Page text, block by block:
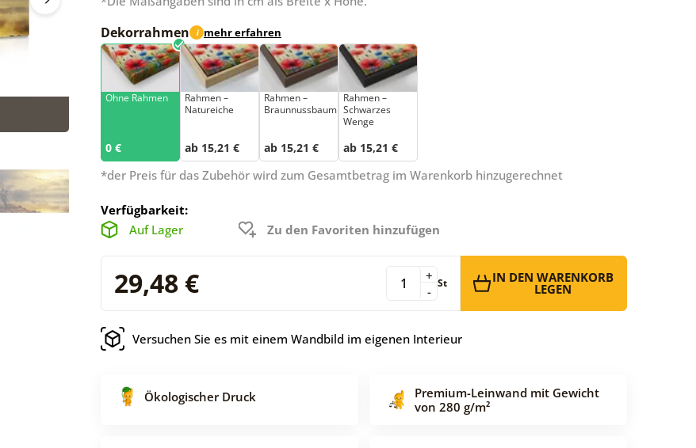
Dekorrahmen i mehr erfahren
Ohne Rahmen
0 €
Rahmen –
Natureiche
ab 15,21 €
Rahmen –
Braunnussbaum
ab 15,21 €
Rahmen –
Schwarzes
Wenge
ab 15,21 €
*der Preis für das Zubehör wird zum Gesamtbetrag im Warenkorb hinzugerechnet
Verfügbarkeit:
Auf Lager
Zu den Favoriten hinzufügen
29,48 € -
+ St IN DEN WARENKORB
LEGEN
Versuchen Sie es mit einem Wandbild im eigenen Interieur
Ökologischer Druck
Premium-Leinwand mit Gewicht
von 280 g/m²